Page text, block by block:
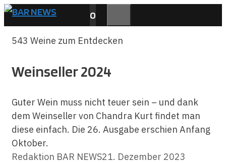
Zum
Inhalt
springen
0
MENÜ
543 Weine zum Entdecken
Weinseller 2024
Guter Wein muss nicht teuer sein – und dank
dem Weinseller von Chandra Kurt findet man
diese einfach. Die 26. Ausgabe erschien Anfang
Oktober.
Redaktion BAR NEWS21. Dezember 2023